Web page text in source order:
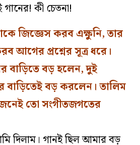
কী চেতনা!
জিজ্ঞেস করব এক্ষুনি, তার
আগের প্রশ্নের সূত্র ধরে।
বাড়িতে বড় হলেন, দুই
বাড়িতেই বড় করলেন। তালিম
তো সংগীতজগতের
দিলাম। গানই ছিল আমার বড়